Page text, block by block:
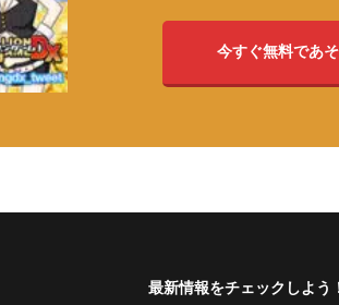
今すぐ無料であ
最新情報をチェックしよう